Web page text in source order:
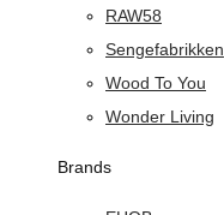
RAW58
Sengefabrikken
Wood To You
Wonder Living
Brands